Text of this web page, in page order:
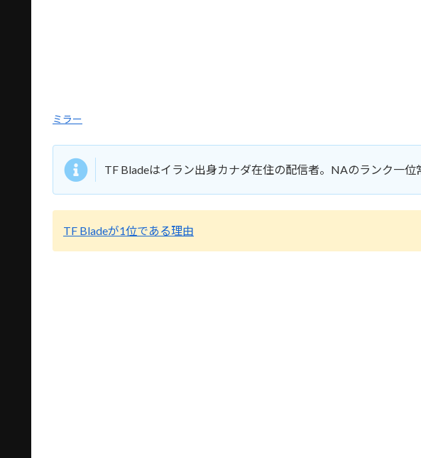
ミラー
TF Bladeはイラン出身カナダ在住の配信者。NAのランク一位
TF Bladeが1位である理由